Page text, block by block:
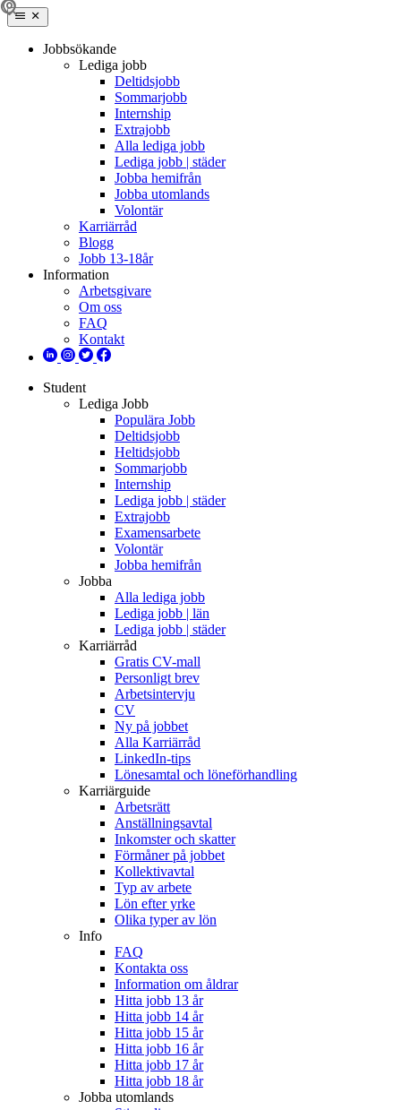
Jobbsökande
Lediga jobb
Deltidsjobb
Sommarjobb
Internship
Extrajobb
Alla lediga jobb
Lediga jobb | städer
Jobba hemifrån
Jobba utomlands
Volontär
Karriärråd
Blogg
Jobb 13-18år
Information
Arbetsgivare
Om oss
FAQ
Kontakt
Student
Lediga Jobb
Populära Jobb
Deltidsjobb
Heltidsjobb
Sommarjobb
Internship
Lediga jobb | städer
Extrajobb
Examensarbete
Volontär
Jobba hemifrån
Jobba
Alla lediga jobb
Lediga jobb | län
Lediga jobb | städer
Karriärråd
Gratis CV-mall
Personligt brev
Arbetsintervju
CV
Ny på jobbet
Alla Karriärråd
LinkedIn-tips
Lönesamtal och löneförhandling
Karriärguide
Arbetsrätt
Anställningsavtal
Inkomster och skatter
Förmåner på jobbet
Kollektivavtal
Typ av arbete
Lön efter yrke
Olika typer av lön
Info
FAQ
Kontakta oss
Information om åldrar
Hitta jobb 13 år
Hitta jobb 14 år
Hitta jobb 15 år
Hitta jobb 16 år
Hitta jobb 17 år
Hitta jobb 18 år
Jobba utomlands